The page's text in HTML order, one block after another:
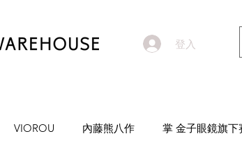
登入
VIOROU 內藤熊八作 掌 金子眼鏡旗下